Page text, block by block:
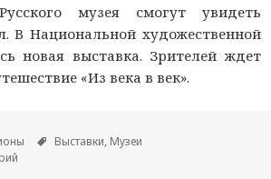
музея смогут увидеть
В Национальной художественной
новая выставка. Зрителей ждет
«Из века в век».
Метки
Выставки, Музеи